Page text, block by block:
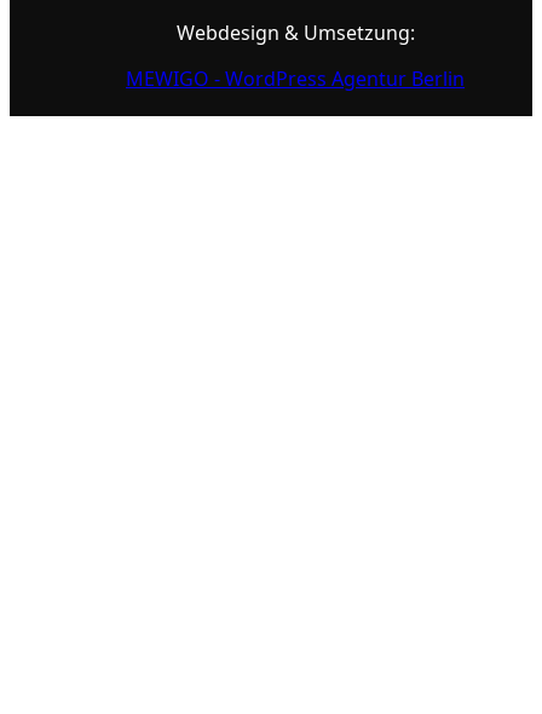
Webdesign & Umsetzung:
MEWIGO - WordPress Agentur Berlin